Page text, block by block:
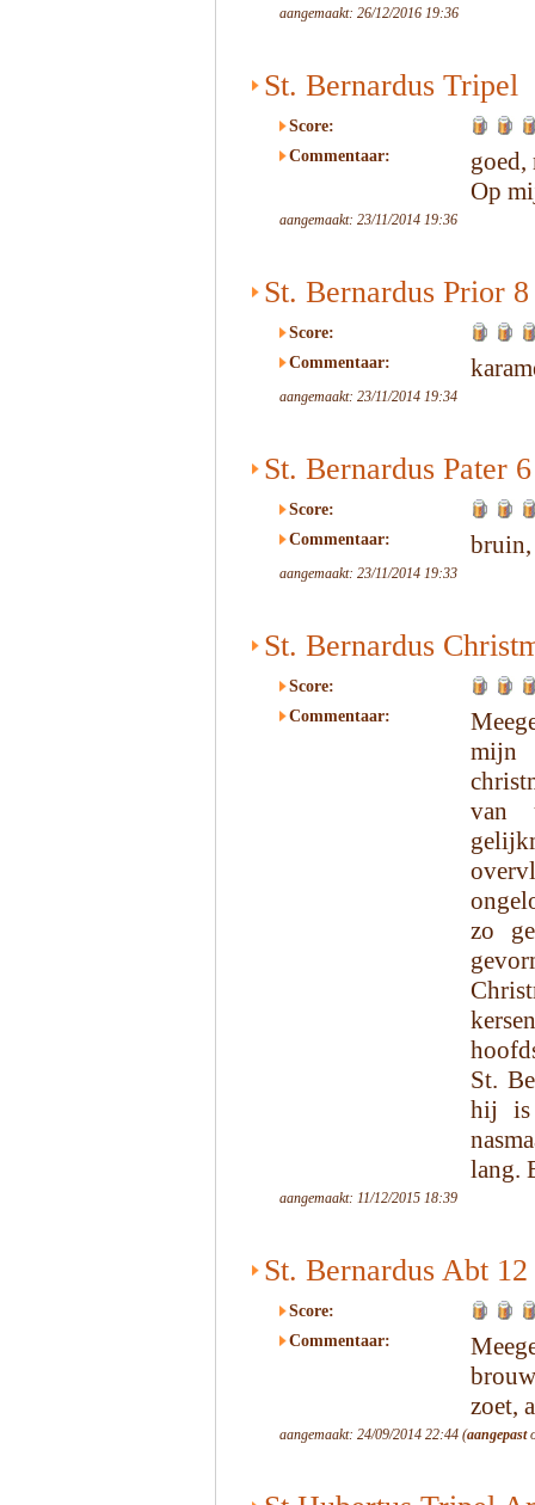
aangemaakt: 26/12/2016 19:36
St. Bernardus Tripel
Score:
Commentaar:
Op
aangemaakt: 23/11/2014 19:36
St. Bernardus Prior 8
Score:
Commentaar:
aangemaakt: 23/11/2014 19:34
St. Bernardus Pater 6
Score:
Commentaar:
bruin,
aangemaakt: 23/11/2014 19:33
St. Bernardus
Score:
Commentaar:
mijn
van
zo
St.
hij is
lang.
aangemaakt: 11/12/2015 18:39
St. Bernardus Abt 12
Score:
Commentaar:
zoet,
aangemaakt: 24/09/2014 22:44 (aangepast